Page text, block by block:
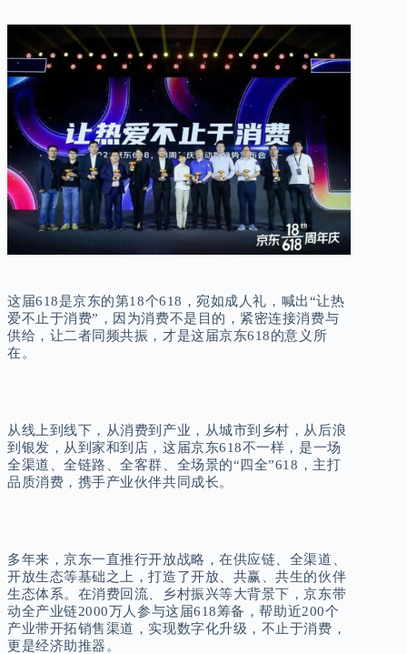
这届618是京东的第18个618，宛如成人礼，喊出“让热
爱不止于消费”，因为消费不是目的，紧密连接消费与
供给，让二者同频共振，才是这届京东618的意义所
在。
从线上到线下，从消费到产业，从城市到乡村，从后浪
到银发，从到家和到店，这届京东618不一样，是一场
全渠道、全链路、全客群、全场景的“四全”618，主打
品质消费，携手产业伙伴共同成长。
多年来，京东一直推行开放战略，在供应链、全渠道、
开放生态等基础之上，打造了开放、共赢、共生的伙伴
生态体系。在消费回流、乡村振兴等大背景下，京东带
动全产业链2000万人参与这届618筹备，帮助近200个
产业带开拓销售渠道，实现数字化升级，不止于消费，
更是经济助推器。